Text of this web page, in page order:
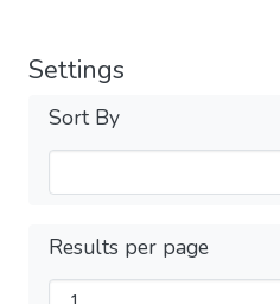
Settings
Sort By
Results per page